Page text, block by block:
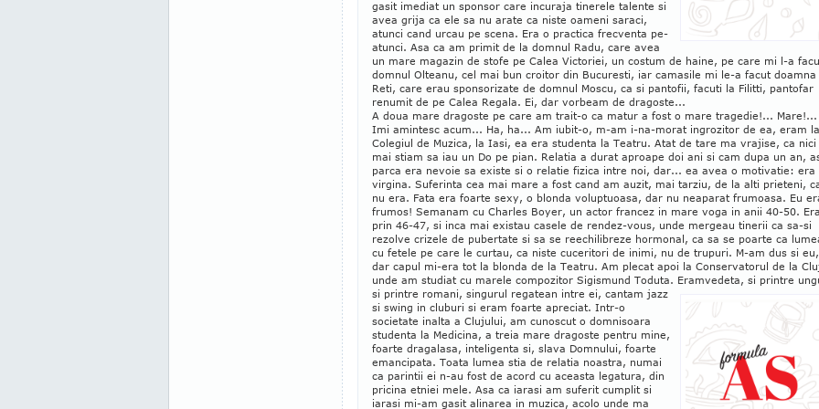
gasit imediat un sponsor care incuraja tinerele talente si
avea grija ca ele sa nu arate ca niste oameni saraci,
atunci cand urcau pe scena. Era o practica frecventa pe-
atunci. Asa ca am primit de la domnul Radu, care avea
un mare magazin de stofe pe Calea Victoriei, un costum de haine, pe care mi l-a
domnul Olteanu, cel mai bun croitor din Bucuresti, iar camasile mi le-a facut doamna
Reti, care erau sponsorizate de domnul Moscu, ca si pantofii, facuti la Filitti, pantofar
renumit de pe Calea Regala. Ei, dar vorbeam de dragoste...
A doua mare dragoste pe care am trait-o ca matur a fost o mare tragedie!... Mare!...
Imi amintesc acum... Ha, ha... Am iubit-o, m-am i-na-morat ingrozitor de ea, eram la
Colegiul de Muzica, la Iasi, ea era studenta la Teatru. Atat de tare ma vrajise, ca nici
mai stiam sa iau un Do pe pian. Relatia a durat aproape doi ani si cam dupa un an,
parca era nevoie sa existe si o relatie fizica intre noi, dar... ea avea o motivatie: era
virgina. Suferinta cea mai mare a fost cand am auzit, mai tarziu, de la alti prieteni,
nu era. Fata era foarte sexy, o blonda voluptuoasa, dar nu neaparat frumoasa. Eu
frumos! Semanam cu Charles Boyer, un actor francez in mare voga in anii 40-50. Era
prin 46-47, si inca mai existau casele de rendez-vous, unde mergeau tinerii ca sa-si
rezolve crizele de pubertate si sa se reechilibreze hormonal, ca sa se poarte ca
cu fetele pe care le curtau, ca niste cuceritori de inimi, nu de trupuri. M-am dus si eu,
dar capul mi-era tot la blonda de la Teatru. Am plecat apoi la Conservatorul de la
unde am studiat cu marele compozitor Sigismund Toduta. Eramvedeta, si printre
si printre romani, singurul regatean intre ei, cantam jazz
si swing in cluburi si eram foarte apreciat. Intr-o
societate inalta a Clujului, am cunoscut o domnisoara
studenta la Medicina, a treia mare dragoste pentru mine,
foarte dragalasa, inteligenta si, slava Domnului, foarte
emancipata. Toata lumea stia de relatia noastra, numai
ca parintii ei n-au fost de acord cu aceasta legatura, din
pricina etniei mele. Asa ca iarasi am suferit cumplit si
iarasi mi-am gasit alinarea in muzica, acolo unde ma